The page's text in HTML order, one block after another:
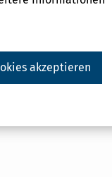
akzeptieren